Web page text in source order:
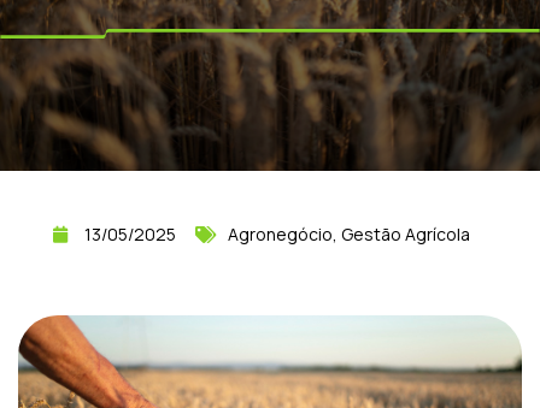
13/05/2025 Agronegócio, Gestão Agrícola